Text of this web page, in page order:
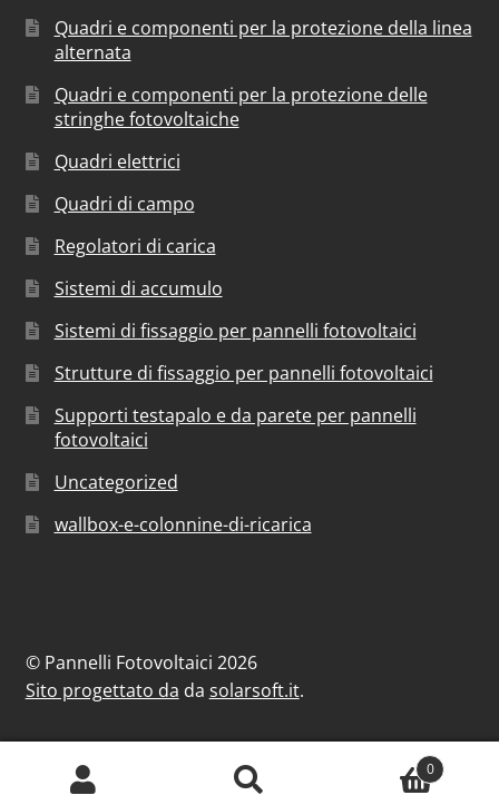
Quadri e componenti per la protezione della linea
alternata
Quadri e componenti per la protezione delle
stringhe fotovoltaiche
Quadri elettrici
Quadri di campo
Regolatori di carica
Sistemi di accumulo
Sistemi di fissaggio per pannelli fotovoltaici
Strutture di fissaggio per pannelli fotovoltaici
Supporti testapalo e da parete per pannelli
fotovoltaici
Uncategorized
wallbox-e-colonnine-di-ricarica
© Pannelli Fotovoltaici 2026
Sito progettato da da solarsoft.it.
0